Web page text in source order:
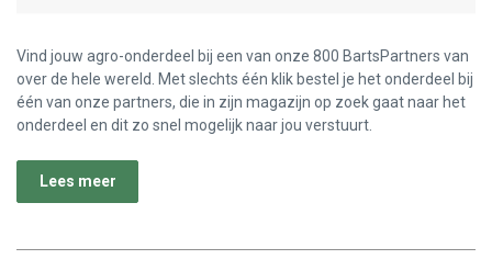
Vind jouw agro-onderdeel bij een van onze 800 BartsPartners van
over de hele wereld. Met slechts één klik bestel je het onderdeel bij
één van onze partners, die in zijn magazijn op zoek gaat naar het
onderdeel en dit zo snel mogelijk naar jou verstuurt.
Lees meer